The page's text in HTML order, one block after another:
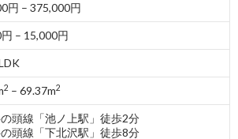
円 – 375,000円
– 15,000円
2 – 69.37m2
頭線「池ノ上駅」徒歩2分
頭線「下北沢駅」徒歩8分